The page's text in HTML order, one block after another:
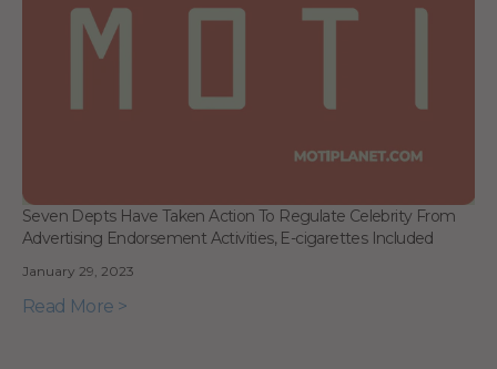
Seven Depts Have Taken Action To Regulate Celebrity From
Advertising Endorsement Activities, E-cigarettes Included
January 29, 2023
Read More >